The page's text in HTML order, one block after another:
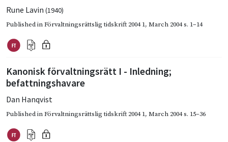
Rune Lavin (1940)
Published inFörvaltningsrättslig tidskrift 2004 1, March 2004s. 1–14
Kanonisk förvaltningsrätt I - Inledning;
befattningshavare
Dan Hanqvist
Published inFörvaltningsrättslig tidskrift 2004 1, March 2004s. 15–36